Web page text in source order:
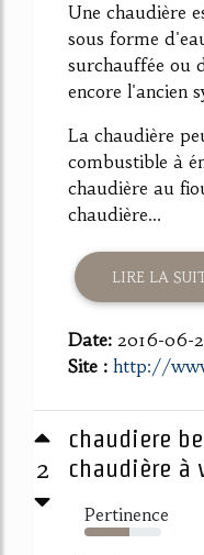
Une chaudière
sous forme
surchauffée ou
encore l'ancien
La chaudière
combustible à
chaudière au
chaudière...
LIRE LA
Date: 2016-06-
Site : http://
2
chaudiere
chaudière à
Pertinence
59%